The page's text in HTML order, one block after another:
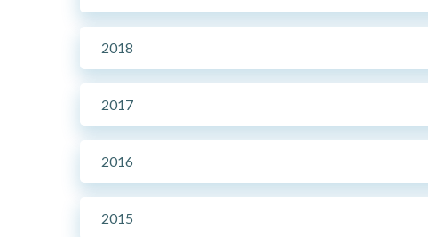
2018
2017
2016
2015